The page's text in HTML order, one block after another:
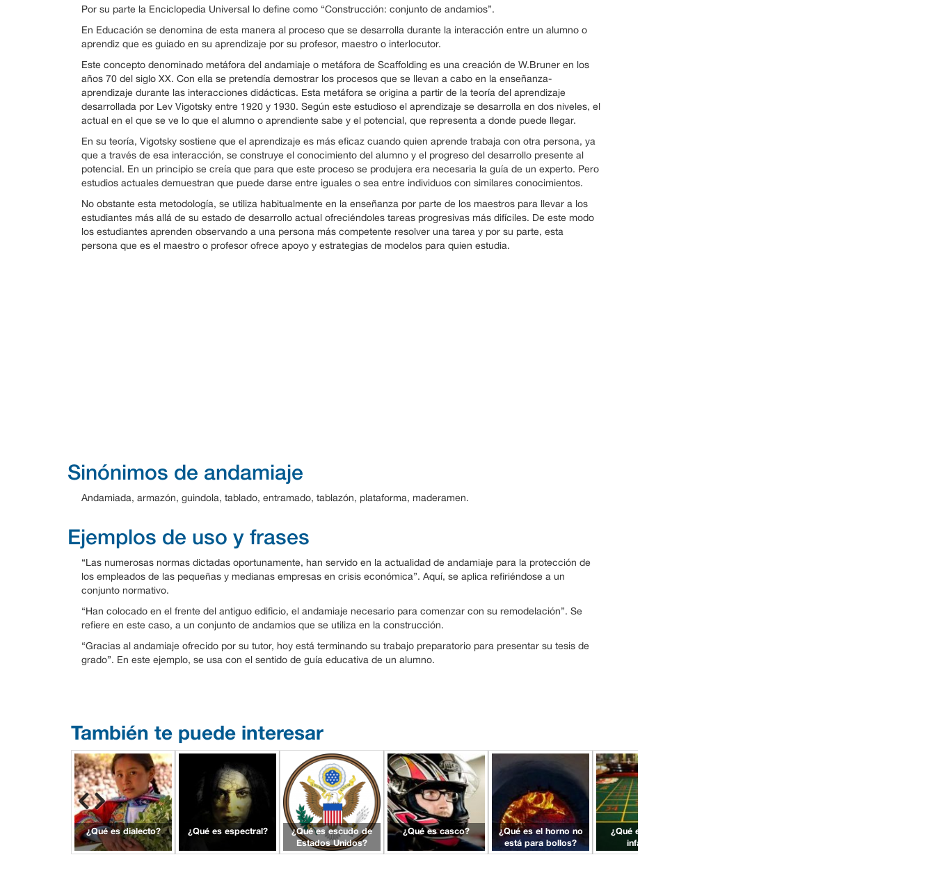
Por su parte la Enciclopedia Universal lo define como “Construcción: conjunto de andamios”.
En Educación se denomina de esta manera al proceso que se desarrolla durante la interacción entre un alumno o
aprendiz que es guiado en su aprendizaje por su profesor, maestro o interlocutor.
Este concepto denominado metáfora del andamiaje o metáfora de Scaffolding es una creación de W.Bruner en los
años 70 del siglo XX. Con ella se pretendía demostrar los procesos que se llevan a cabo en la enseñanza-
aprendizaje durante las interacciones didácticas. Esta metáfora se origina a partir de la teoría del aprendizaje
desarrollada por Lev Vigotsky entre 1920 y 1930. Según este estudioso el aprendizaje se desarrolla en dos niveles, el
actual en el que se ve lo que el alumno o aprendiente sabe y el potencial, que representa a donde puede llegar.
En su teoría, Vigotsky sostiene que el aprendizaje es más eficaz cuando quien aprende trabaja con otra persona, ya
que a través de esa interacción, se construye el conocimiento del alumno y el progreso del desarrollo presente al
potencial. En un principio se creía que para que este proceso se produjera era necesaria la guía de un experto. Pero
estudios actuales demuestran que puede darse entre iguales o sea entre individuos con similares conocimientos.
No obstante esta metodología, se utiliza habitualmente en la enseñanza por parte de los maestros para llevar a los
estudiantes más allá de su estado de desarrollo actual ofreciéndoles tareas progresivas más difíciles. De este modo
los estudiantes aprenden observando a una persona más competente resolver una tarea y por su parte, esta
persona que es el maestro o profesor ofrece apoyo y estrategias de modelos para quien estudia.
Sinónimos de andamiaje
Andamiada, armazón, guindola, tablado, entramado, tablazón, plataforma, maderamen.
Ejemplos de uso y frases
“Las numerosas normas dictadas oportunamente, han servido en la actualidad de andamiaje para la protección de
los empleados de las pequeñas y medianas empresas en crisis económica”. Aquí, se aplica refiriéndose a un
conjunto normativo.
“Han colocado en el frente del antiguo edificio, el andamiaje necesario para comenzar con su remodelación”. Se
refiere en este caso, a un conjunto de andamios que se utiliza en la construcción.
“Gracias al andamiaje ofrecido por su tutor, hoy está terminando su trabajo preparatorio para presentar su tesis de
grado”. En este ejemplo, se usa con el sentido de guía educativa de un alumno.
También te puede interesar
¿Qué es dialecto? ¿Qué es espectral?
¿Qué es escudo de
Estados Unidos?
¿Qué es casco?
¿Qué es el horno no
está para bollos?
¿Qué es sistema
infalible?